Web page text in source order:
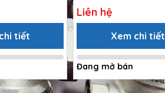
tiết
Liên hệ
Xem chi tiết
Đang mở bán